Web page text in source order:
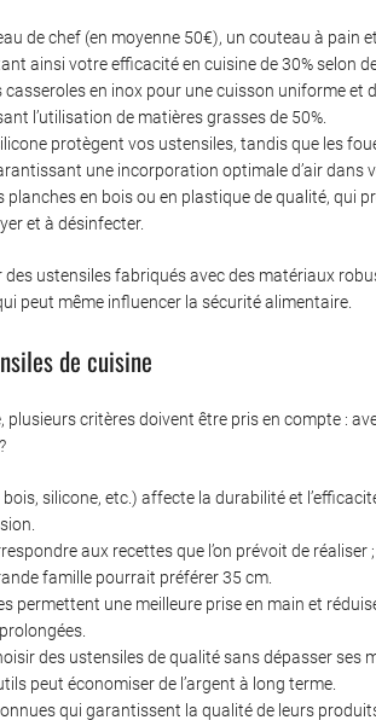
de chef (en moyenne 50€), un couteau à pain
ainsi votre efficacité en cuisine de 30% selon
casseroles en inox pour une cuisson uniforme et
l’utilisation de matières grasses de 50%.
protègent vos ustensiles, tandis que les
une incorporation optimale d’air dans
planches en bois ou en plastique de qualité, qui
et à désinfecter.
des ustensiles fabriqués avec des matériaux
peut même influencer la sécurité alimentaire.
de cuisine
plusieurs critères doivent être pris en compte :
silicone, etc.) affecte la durabilité et
aux recettes que l’on prévoit de réaliser
famille pourrait préférer 35 cm.
permettent une meilleure prise en main et
des ustensiles de qualité sans dépasser ses
peut économiser de l’argent à long terme.
qui garantissent la qualité de leurs